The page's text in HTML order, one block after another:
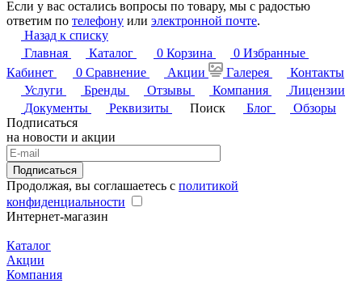
Если у вас остались вопросы по товару, мы с радостью
ответим по телефону или электронной почте.
Назад к списку
Главная
Каталог 0 Корзина 0 Избранные
Кабинет
0 Сравнение Акции Галерея
Контакты
Услуги
Бренды Отзывы Компания
Лицензии
Документы
Реквизиты Поиск Блог
Обзоры
Подписаться
на новости и акции
Подписаться
Продолжая, вы соглашаетесь с политикой
конфиденциальности
Интернет-магазин
Каталог
Акции
Компания